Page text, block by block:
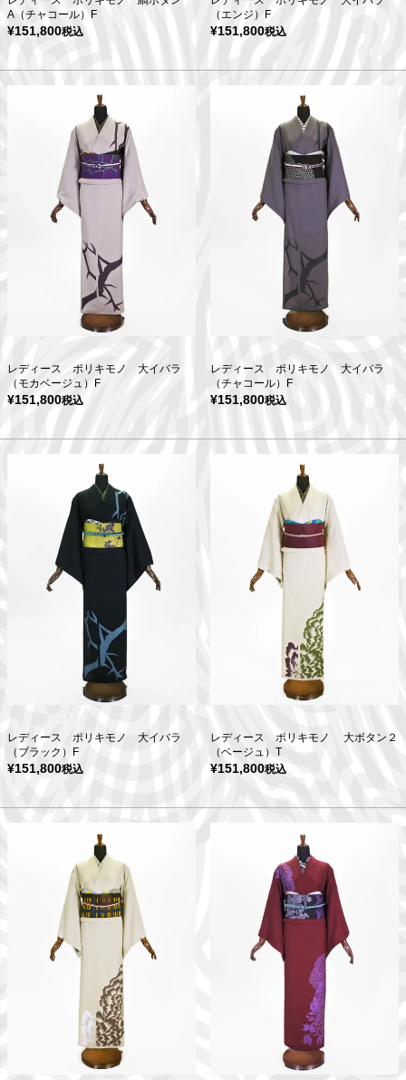
A（チャコール）F
¥151,800税込
（エンジ）F
¥151,800税込
レディース ポリキモノ 大イバラ
（モカベージュ）F
¥151,800税込
レディース ポリキモノ 大イバラ
（チャコール）F
¥151,800税込
レディース ポリキモノ 大イバラ
（ブラック）F
¥151,800税込
レディース ポリキモノ 大ボタン２
（ベージュ）T
¥151,800税込